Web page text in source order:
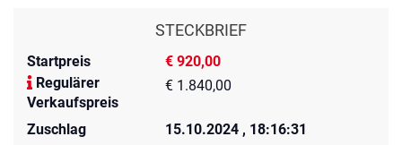
STECKBRIEF
Startpreis
€ 920,00
Regulärer
Verkaufspreis
€ 1.840,00
Zuschlag
15.10.2024 , 18:16:31